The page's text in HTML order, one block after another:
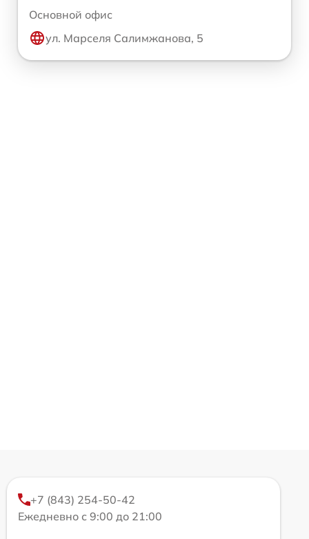
Основной офис
ул. Марселя Салимжанова, 5
+7 (843) 254-50-42
Ежедневно с 9:00 до 21:00